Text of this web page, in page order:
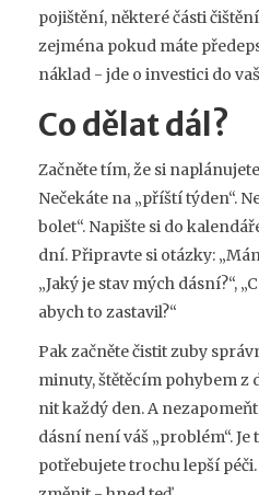
pojištění, některé části
zejména pokud máte
náklad - jde o investici do
Co dělat dál?
Začněte tím, že si
Nečekáte na „příští týden“.
bolet“. Napište si do
dní. Připravte si otázky:
„Jaký je stav mých dásní?“,
abych to zastavil?“
Pak začněte čistit zuby
minuty, štětěcím pohybem z
nit každý den. A
dásní není váš „problém“. Je
potřebujete trochu lepší